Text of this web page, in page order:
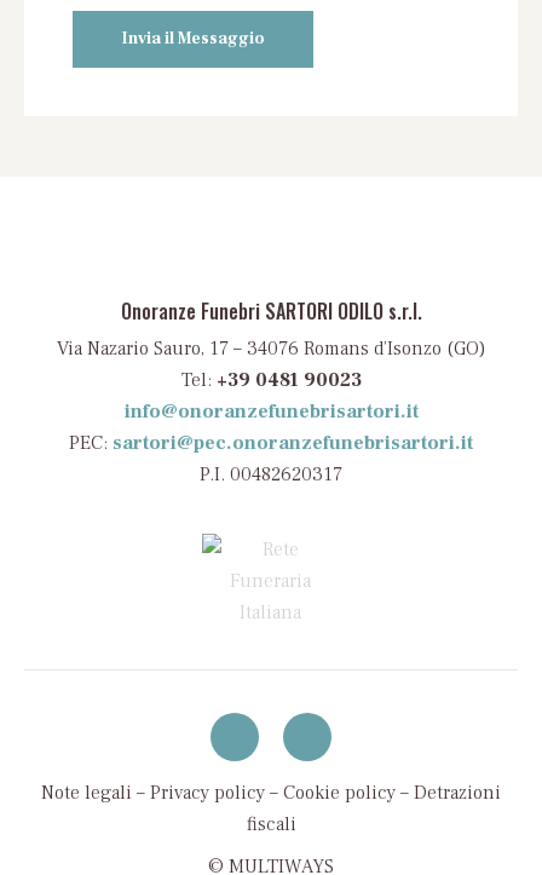
Onoranze Funebri SARTORI ODILO s.r.l.
Via Nazario Sauro, 17 – 34076 Romans d’Isonzo (GO)
Tel: +39 0481 90023
info@onoranzefunebrisartori.it
PEC: sartori@pec.onoranzefunebrisartori.it
P.I. 00482620317
Note legali – Privacy policy – Cookie policy – Detrazioni
fiscali
© MULTIWAYS